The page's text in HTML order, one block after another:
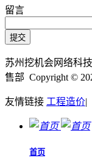
留言
苏州挖机会网络科
售部 Copyright ©
友情链接 工程造价|
首页